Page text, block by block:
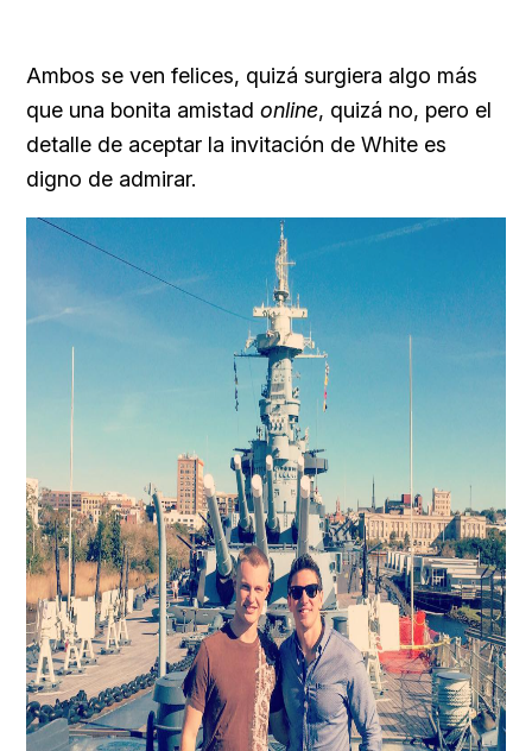
Ambos se ven felices, quizá surgiera algo más
que una bonita amistad online, quizá no, pero el
detalle de aceptar la invitación de White es
digno de admirar.